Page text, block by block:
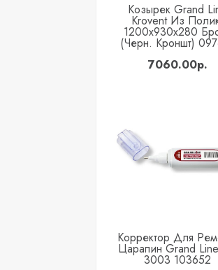
Купить
Козырек Grand
Krovent Из
1200x930x280
(черн. Кроншт)
7060.00р.
Купить
Корректор Для
Царапин Grand
3003 103652